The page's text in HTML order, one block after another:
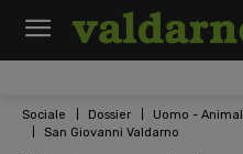
Sociale Dossier Uomo -
San Giovanni Valdarno